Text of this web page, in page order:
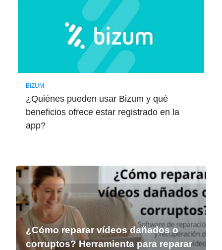
BIZUM
¿Quiénes pueden usar Bizum y qué
beneficios ofrece estar registrado en la
app?
¿Cómo reparar vídeos dañados o
corruptos? Herramienta para reparar